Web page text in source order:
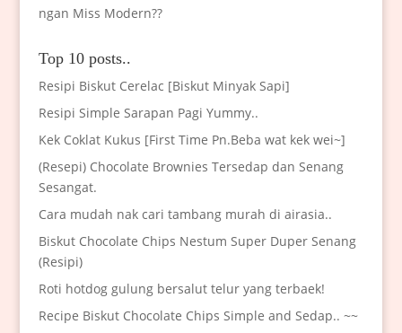
ngan Miss Modern??
Top 10 posts..
Resipi Biskut Cerelac [Biskut Minyak Sapi]
Resipi Simple Sarapan Pagi Yummy..
Kek Coklat Kukus [First Time Pn.Beba wat kek wei~]
(Resepi) Chocolate Brownies Tersedap dan Senang
Sesangat.
Cara mudah nak cari tambang murah di airasia..
Biskut Chocolate Chips Nestum Super Duper Senang
(Resipi)
Roti hotdog gulung bersalut telur yang terbaek!
Recipe Biskut Chocolate Chips Simple and Sedap.. ~~